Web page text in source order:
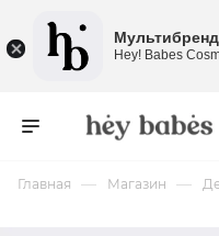
Главная — Магазин —
Hey! Babes